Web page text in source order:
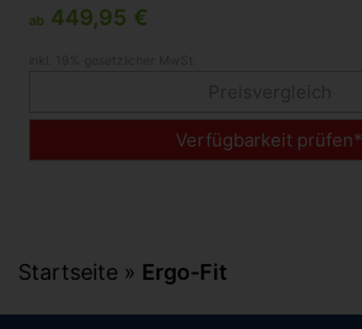
ab 449,95 €
Verfügbarkeit prüfen*
Startseite » Ergo-Fit